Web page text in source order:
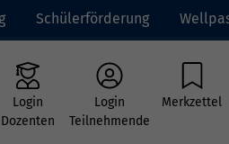
Schülerförderung
Login
Dozenten
Login
Teilnehmende
Merkzettel